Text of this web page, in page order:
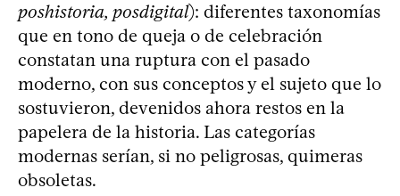
poshistoria, posdigital): diferentes taxonomías
que en tono de queja o de celebración
constatan una ruptura con el pasado
moderno, con sus conceptos y el sujeto que lo
sostuvieron, devenidos ahora restos en la
papelera de la historia. Las categorías
modernas serían, si no peligrosas, quimeras
obsoletas.